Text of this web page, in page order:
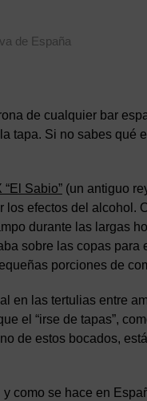
de España
de cualquier bar
tapa. Si no sabes qué
Sabio” (un antiguo
efectos del alcohol.
durante las largas
sobre las copas para
porciones de
en las tertulias entre
el “irse de tapas”,
de estos bocados,
como se hace en